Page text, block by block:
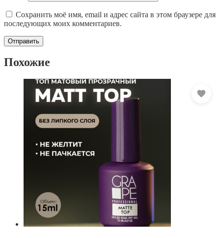
Сохранить моё имя, email и адрес сайта в этом браузере для
последующих моих комментариев.
Похожие